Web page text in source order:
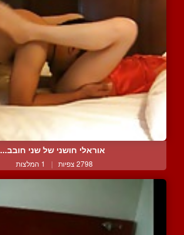
אוראלי חושני של שני חובב...
2798 צפיות | 1 המלצות